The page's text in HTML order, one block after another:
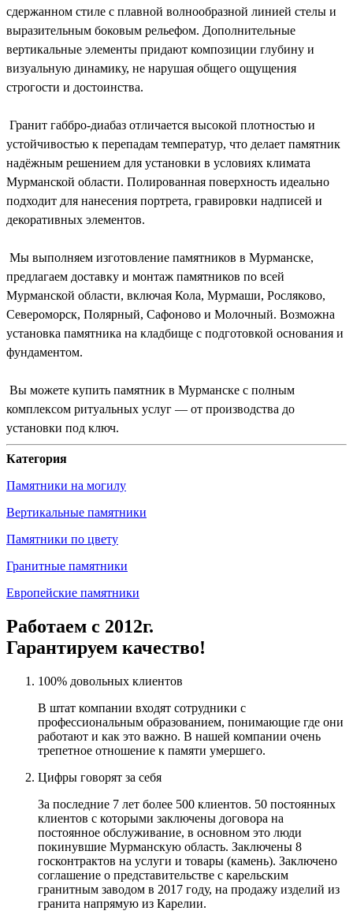
сдержанном стиле с плавной волнообразной линией стелы и
выразительным боковым рельефом. Дополнительные
вертикальные элементы придают композиции глубину и
визуальную динамику, не нарушая общего ощущения
строгости и достоинства.
Гранит габбро-диабаз отличается высокой плотностью и
устойчивостью к перепадам температур, что делает памятник
надёжным решением для установки в условиях климата
Мурманской области. Полированная поверхность идеально
подходит для нанесения портрета, гравировки надписей и
декоративных элементов.
Мы выполняем изготовление памятников в Мурманске,
предлагаем доставку и монтаж памятников по всей
Мурманской области, включая Кола, Мурмаши, Росляково,
Североморск, Полярный, Сафоново и Молочный. Возможна
установка памятника на кладбище с подготовкой основания и
фундаментом.
Вы можете купить памятник в Мурманске с полным
комплексом ритуальных услуг — от производства до
установки под ключ.
Категория
Памятники на могилу
Вертикальные памятники
Памятники по цвету
Гранитные памятники
Европейские памятники
Работаем с 2012г.
Гарантируем качество!
100% довольных клиентов
В штат компании входят сотрудники с
профессиональным образованием, понимающие где они
работают и как это важно. В нашей компании очень
трепетное отношение к памяти умершего.
Цифры говорят за себя
За последние 7 лет более 500 клиентов. 50 постоянных
клиентов с которыми заключены договора на
постоянное обслуживание, в основном это люди
покинувшие Мурманскую область. Заключены 8
госконтрактов на услуги и товары (камень). Заключено
соглашение о представительстве с карельским
гранитным заводом в 2017 году, на продажу изделий из
гранита напрямую из Карелии.